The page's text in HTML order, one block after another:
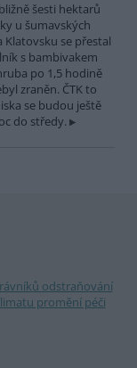
šesti hektarů
u šumavských
Klatovsku se přestal
s bambivakem
po 1,5 hodině
zraněn. ČTK to
se budou ještě
do středy.
odstraňování
promění péči